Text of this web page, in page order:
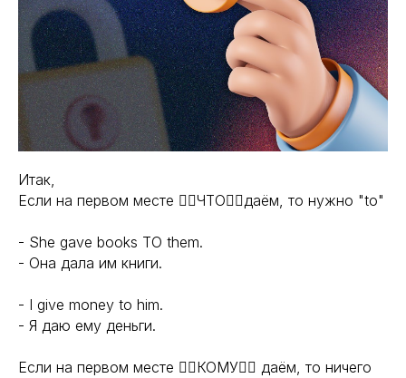
Итак,
Если на первом месте 👉🏼ЧТО👈🏼даём, то нужно "to"
- She gave books TO them.
- Она дала им книги.
- I give money to him.
- Я даю ему деньги.
Если на первом месте 👉🏼КОМУ👈🏼 даём, то ничего